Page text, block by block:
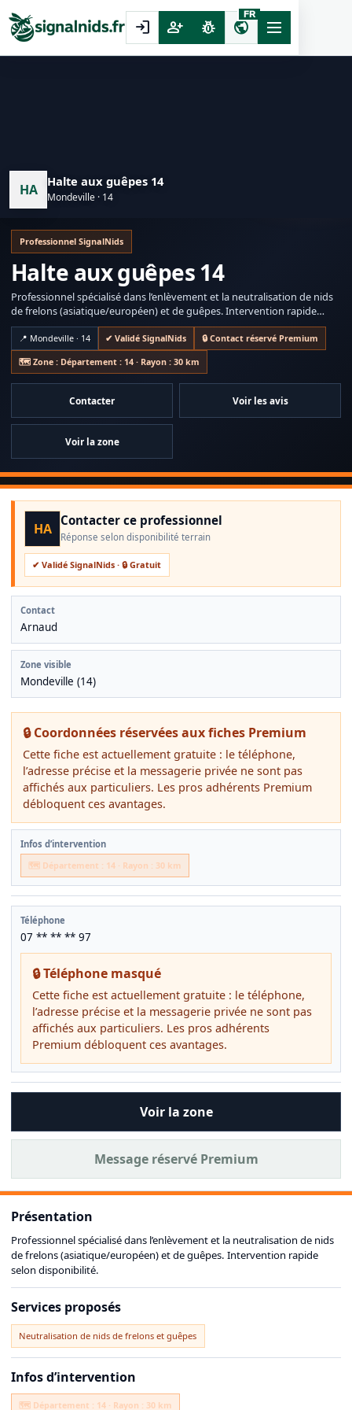
login person_add pest_control public
FR
HA
Halte aux guêpes 14
Mondeville · 14
Professionnel SignalNids
Halte aux guêpes 14
Professionnel spécialisé dans l’enlèvement et la neutralisation de nids
de frelons (asiatique/européen) et de guêpes. Intervention rapide
selon disponibilité.
📍 Mondeville · 14 ✔ Validé SignalNids 🔒 Contact réservé Premium
🗺️ Zone : Département : 14 · Rayon : 30 km
Contacter Voir les avis
Voir la zone
Présentation
Professionnel spécialisé dans l’enlèvement et la neutralisation de nids
de frelons (asiatique/européen) et de guêpes. Intervention rapide
selon disponibilité.
Services proposés
Neutralisation de nids de frelons et guêpes
Infos d’intervention
🗺️ Département : 14 · Rayon : 30 km
HA Contacter ce professionnel
Réponse selon disponibilité terrain
✔ Validé SignalNids · 🔒 Gratuit
Contact
Arnaud
Zone visible
Mondeville (14)
🔒 Coordonnées réservées aux fiches Premium
Cette fiche est actuellement gratuite : le téléphone,
l’adresse précise et la messagerie privée ne sont pas
affichés aux particuliers. Les pros adhérents Premium
débloquent ces avantages.
Infos d’intervention
🗺️ Département : 14 · Rayon : 30 km
Téléphone
07 ** ** ** 97
🔒 Téléphone masqué
Cette fiche est actuellement gratuite : le téléphone,
l’adresse précise et la messagerie privée ne sont pas
affichés aux particuliers. Les pros adhérents
Premium débloquent ces avantages.
Voir la zone
Message réservé Premium